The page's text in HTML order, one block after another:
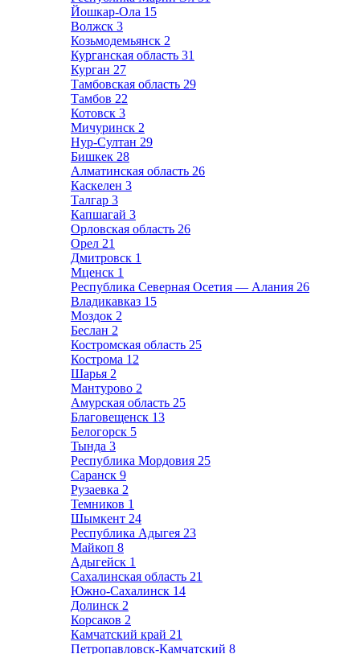
Йошкар-Ола 15
Волжск 3
Козьмодемьянск 2
Курганская область 31
Курган 27
Тамбовская область 29
Тамбов 22
Котовск 3
Мичуринск 2
Нур-Султан 29
Бишкек 28
Алматинская область 26
Каскелен 3
Талгар 3
Капшагай 3
Орловская область 26
Орел 21
Дмитровск 1
Мценск 1
Республика Северная Осетия — Алания 26
Владикавказ 15
Моздок 2
Беслан 2
Костромская область 25
Кострома 12
Шарья 2
Мантурово 2
Амурская область 25
Благовещенск 13
Белогорск 5
Тында 3
Республика Мордовия 25
Саранск 9
Рузаевка 2
Темников 1
Шымкент 24
Республика Адыгея 23
Майкоп 8
Адыгейск 1
Сахалинская область 21
Южно-Сахалинск 14
Долинск 2
Корсаков 2
Камчатский край 21
Петропавловск-Камчатский 8